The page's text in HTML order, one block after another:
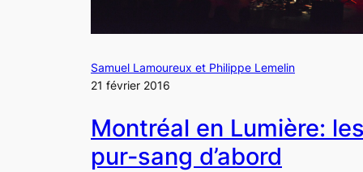
Samuel Lamoureux et Philippe Lemelin
21 février 2016
Montréal en Lumière:
pur-sang d’abord